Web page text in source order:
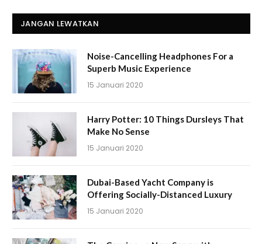
JANGAN LEWATKAN
Noise-Cancelling Headphones For a
Superb Music Experience
15 Januari 2020
Harry Potter: 10 Things Dursleys That
Make No Sense
15 Januari 2020
Dubai-Based Yacht Company is
Offering Socially-Distanced Luxury
15 Januari 2020